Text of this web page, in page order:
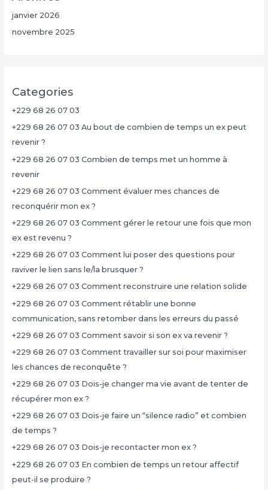
janvier 2026
novembre 2025
Categories
+229 68 26 07 03
+229 68 26 07 03 Au bout de combien de temps un ex peut
revenir ?
+229 68 26 07 03 Combien de temps met un homme à
revenir
+229 68 26 07 03 Comment évaluer mes chances de
reconquérir mon ex ?
+229 68 26 07 03 Comment gérer le retour une fois que mon
ex est revenu ?
+229 68 26 07 03 Comment lui poser des questions pour
raviver le lien sans le/la brusquer ?
+229 68 26 07 03 Comment reconstruire une relation solide
+229 68 26 07 03 Comment rétablir une bonne
communication, sans retomber dans les erreurs du passé
+229 68 26 07 03 Comment savoir si son ex va revenir ?
+229 68 26 07 03 Comment travailler sur soi pour maximiser
les chances de reconquête ?
+229 68 26 07 03 Dois-je changer ma vie avant de tenter de
récupérer mon ex ?
+229 68 26 07 03 Dois-je faire un “silence radio” et combien
de temps ?
+229 68 26 07 03 Dois-je recontacter mon ex ?
+229 68 26 07 03 En combien de temps un retour affectif
peut-il se produire ?